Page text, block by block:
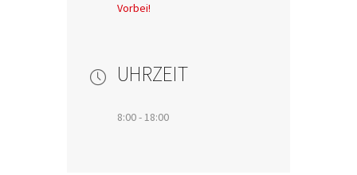
Vorbei!
UHRZEIT
8:00 - 18:00